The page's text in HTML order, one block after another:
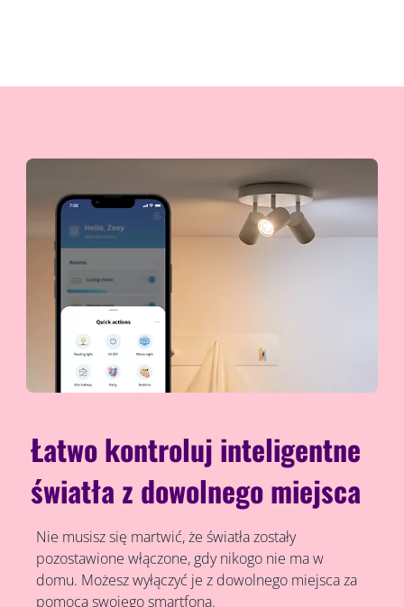
Łatwo kontroluj inteligentne
światła z dowolnego miejsca
Nie musisz się martwić, że światła zostały
pozostawione włączone, gdy nikogo nie ma w
domu. Możesz wyłączyć je z dowolnego miejsca za
pomocą swojego smartfona.